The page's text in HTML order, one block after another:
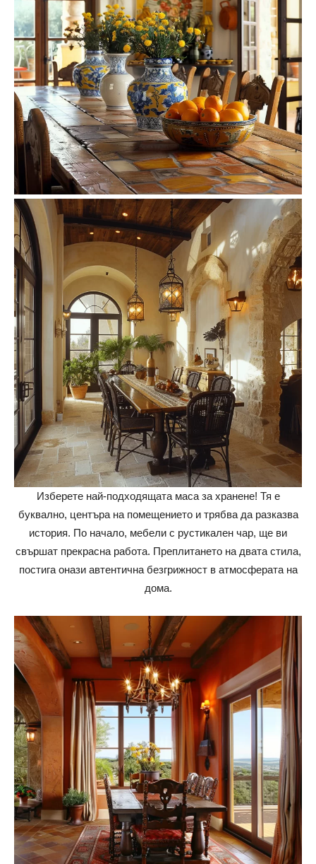
Изберете най-подходящата маса за хранене! Тя е
буквално, центъра на помещението и трябва да разказва
история. По начало, мебели с рустикален чар, ще ви
свършат прекрасна работа. Преплитането на двата стила,
постига онази автентична безгрижност в атмосферата на
дома.